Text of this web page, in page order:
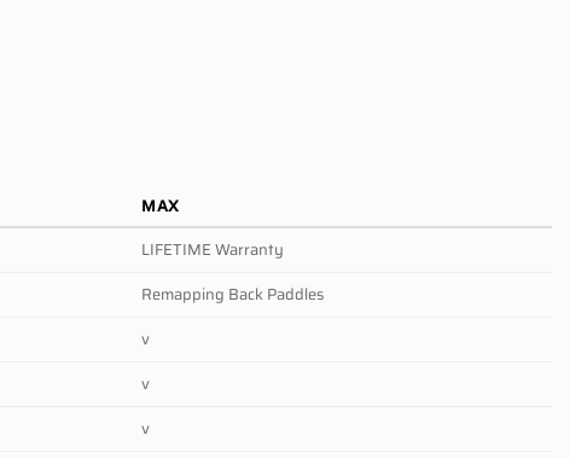
MAX
LIFETIME Warranty
Remapping Back Paddles
v
v
v